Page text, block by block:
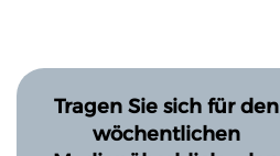
Tragen Sie sich für den
wöchentlichen